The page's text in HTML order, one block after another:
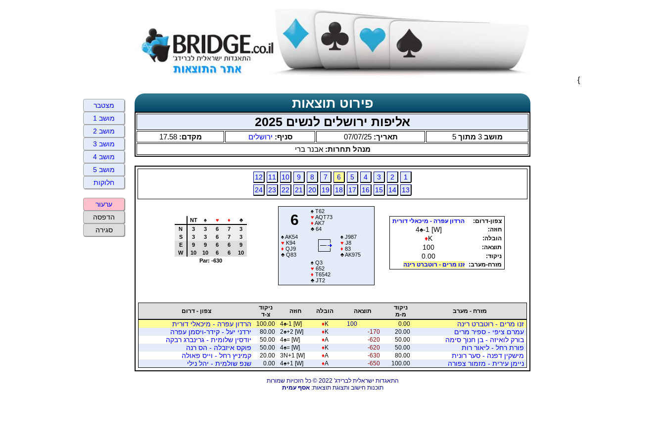
}
פירוט תוצאות
אליפות ירושלים לנשים 2025
מושב3 מתוך5 תאריך:07/07/25 סניף: ירושלים מקדם:17.58
מנהל תחרות:אבנר ברי
1
2
3
4
5
6
7
8
9
10
11
12
13
14
15
16
17
18
19
20
21
22
23
24
צפון-דרום:
הרדון עפרה - מיכאלי דורית
חוזה:
4♠-1 [W]
הובלה: ♦K
תוצאה: 100
ניקוד: 0.00
מזרח-מערב: זנו מרים - רוטברט רינה
6
♠ T62
♥ AQT73
♦ AK7
♣ 64
♠AK54
♥ K94
♦ QJ9
♣ Q83
♠ J987
♥ J8
♦ 83
♣AK975
♠ Q3
♥ 652
♦ T6542
♣ JT2
NT ♠ ♥ ♦
♣
N
3 3 6 7
3
S
3 3 6 7
3
E
9 9 6 6
9
W
10 10 6 6
10
Par: -630
מזרח - מערב
ניקוד
מ-מ
תוצאה הובלה חוזה
ניקוד
צ-ד
צפון - דרום
זנו מרים - רוטברט רינה 0.00
100
♦K
4♠-1 [W]
100.00
הרדון עפרה - מיכאלי דורית
עמרם ציפי - ספיר מרים
20.00
-170
♦K
2♠+2 [W]
80.00
ירדני יעל - קידר-ויסמן עפרה
בורק לואיזה - בן חנוך סימה
50.00
-620
♦A
4♠= [W]
50.00
יודסין שלומית - גרינברג רבקה
פורת רחל - ליאור רות
50.00
-620
♦K
4♠= [W]
50.00
פוקס איזבלה - הס רנה
מישקין דפנה - סער רונית
80.00
-630
♦A
3N+1 [W]
20.00
קמיניץ רחל - וייס פאולה
ניימן עירית - מזמור צפורה
100.00
-650
♦A
4♠+1 [W]
0.00 שנפ שולמית - יהל נילי
התאגדות ישראלית לברידג' 2022 © כל הזכויות שמורות
תוכנות חישוב ותצוגת תוצאות:אסף עמית
מצטבר
מושב 1
מושב 2
מושב 3
מושב 4
מושב 5
חלוקות
ערעור
הדפסה
סגירה